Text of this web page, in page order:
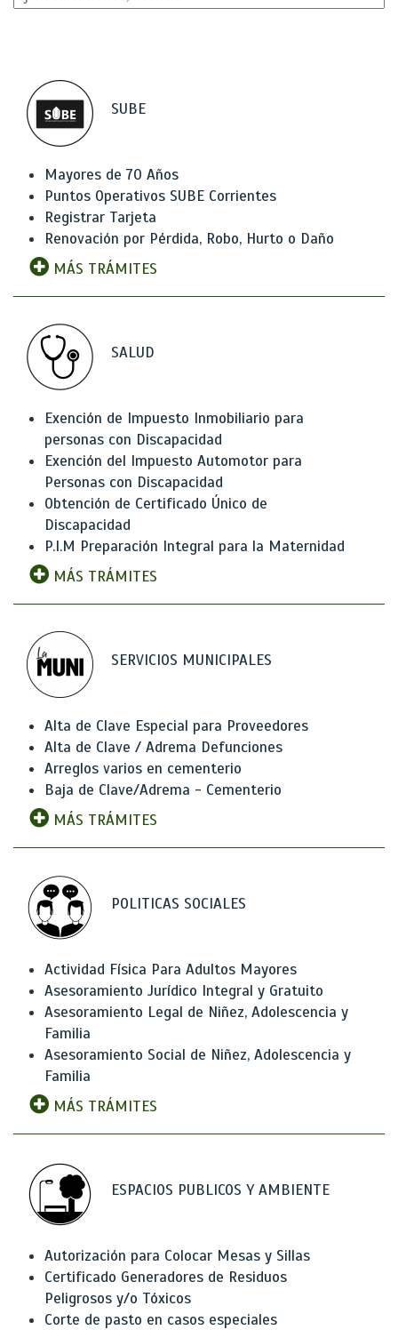
SUBE
Mayores de 70 Años
Puntos Operativos SUBE Corrientes
Registrar Tarjeta
Renovación por Pérdida, Robo, Hurto o Daño
MÁS TRÁMITES
SALUD
Exención de Impuesto Inmobiliario para
personas con Discapacidad
Exención del Impuesto Automotor para
Personas con Discapacidad
Obtención de Certificado Único de
Discapacidad
P.I.M Preparación Integral para la Maternidad
MÁS TRÁMITES
SERVICIOS MUNICIPALES
Alta de Clave Especial para Proveedores
Alta de Clave / Adrema Defunciones
Arreglos varios en cementerio
Baja de Clave/Adrema - Cementerio
MÁS TRÁMITES
POLITICAS SOCIALES
Actividad Física Para Adultos Mayores
Asesoramiento Jurídico Integral y Gratuito
Asesoramiento Legal de Niñez, Adolescencia y
Familia
Asesoramiento Social de Niñez, Adolescencia y
Familia
MÁS TRÁMITES
ESPACIOS PUBLICOS Y AMBIENTE
Autorización para Colocar Mesas y Sillas
Certificado Generadores de Residuos
Peligrosos y/o Tóxicos
Corte de pasto en casos especiales